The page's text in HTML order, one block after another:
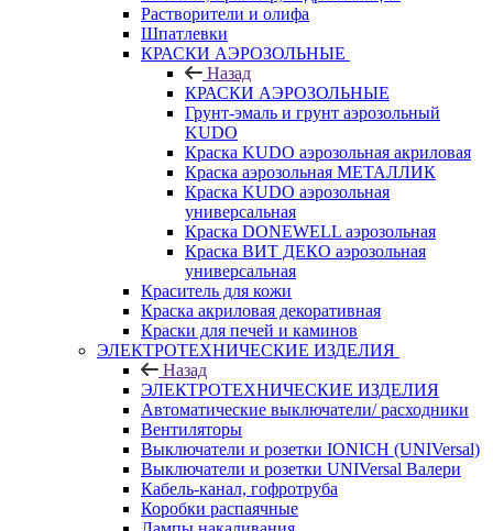
Растворители и олифа
Шпатлевки
КРАСКИ АЭРОЗОЛЬНЫЕ
Назад
КРАСКИ АЭРОЗОЛЬНЫЕ
Грунт-эмаль и грунт аэрозольный
KUDO
Краска KUDO аэрозольная акриловая
Краска аэрозольная МЕТАЛЛИК
Краска KUDO аэрозольная
универсальная
Краска DONEWELL аэрозольная
Краска ВИТ ДЕКО аэрозольная
универсальная
Краситель для кожи
Краска акриловая декоративная
Краски для печей и каминов
ЭЛЕКТРОТЕХНИЧЕСКИЕ ИЗДЕЛИЯ
Назад
ЭЛЕКТРОТЕХНИЧЕСКИЕ ИЗДЕЛИЯ
Автоматические выключатели/ расходники
Вентиляторы
Выключатели и розетки IONICH (UNIVersal)
Выключатели и розетки UNIVersal Валери
Кабель-канал, гофротруба
Коробки распаячные